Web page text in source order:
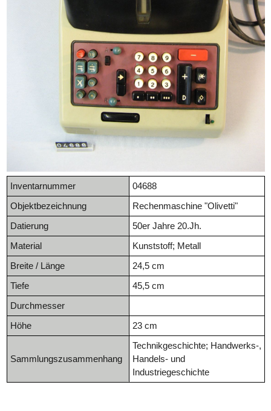
Inventarnummer 04688
Objektbezeichnung Rechenmaschine "Olivetti"
Datierung 50er Jahre 20.Jh.
Material Kunststoff; Metall
Breite / Länge 24,5 cm
Tiefe 45,5 cm
Durchmesser
Höhe 23 cm
Sammlungszusammenhang
Technikgeschichte; Handwerks-,
Handels- und
Industriegeschichte